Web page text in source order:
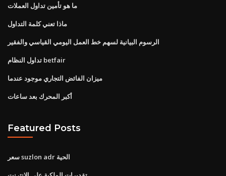
ما هو تأمين تداول العملات
ماذا تعني كلمة التداول
الرسوم البيانية لسهم خط العمل اليومي القياسي والفقير
تداول النظام betfair
ميزان الفائض التجاري موجود عندما
أكبر المحرك بعد ساعات
Featured Posts
سعر suzlon adr الحية